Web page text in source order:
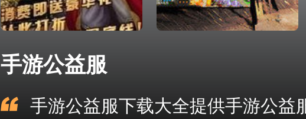
手游公益服
手游公益服下载大全提供手游公益